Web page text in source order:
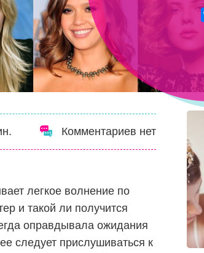
Комментариев нет
легкое волнение по
и такой ли получится
оправдывала ожидания
следует прислушиваться к